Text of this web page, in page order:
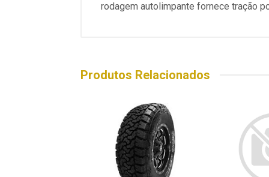
rodagem autolimpante fornece tração
Produtos Relacionados